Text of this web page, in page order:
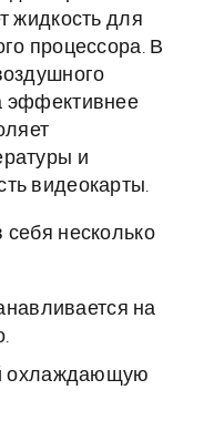
жидкость для
процессора. В
эффективнее
и
видеокарты.
несколько
на
охлаждающую